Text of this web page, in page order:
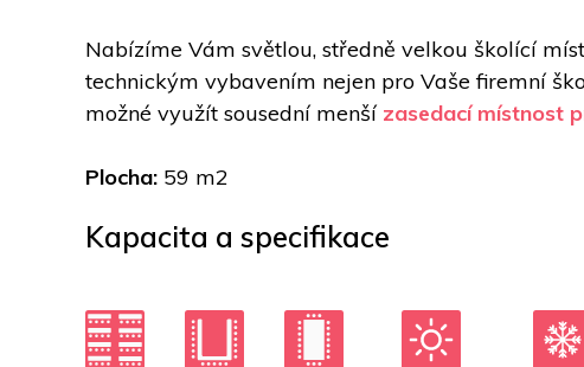
Nabízíme Vám světlou, středně velkou školící
technickým vybavením nejen pro Vaše firemní
možné využít sousední menší zasedací místnost
Plocha: 59 m2
Kapacita a specifikace